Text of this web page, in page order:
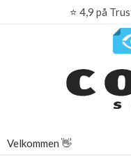
⭐ 4,9 på
Velkommen 👋